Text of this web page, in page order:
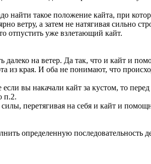
найти такое положение кайта, при
ветру, а затем не натягивая сильно
отпустить уже взлетающий кайт.
далеко на ветер. Да так, что и кайт и
из края. И оба не понимают, что
вы накачали кайт за кустом, то
п.2.
силы, перетягивая на себя и кайт и
определенную